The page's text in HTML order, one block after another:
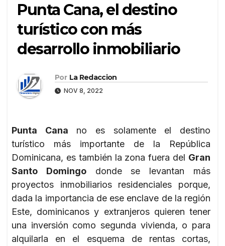
Punta Cana, el destino
turístico con más
desarrollo inmobiliario
Por La Redaccion
NOV 8, 2022
Punta Cana no es solamente el destino
turístico más importante de la República
Dominicana, es también la zona fuera del Gran
Santo Domingodonde se levantan más
proyectos inmobiliarios residenciales porque,
dada la importancia de ese enclave de la región
Este, dominicanos y extranjeros quieren tener
una inversión como segunda vivienda, o para
alquilarla en el esquema de rentas cortas,